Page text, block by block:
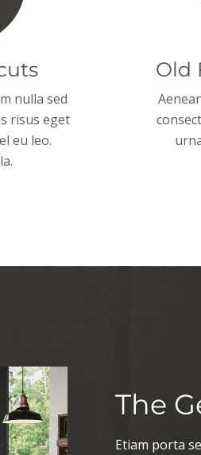
nulla sed
risus eget
eu leo.
Old
The
Etiam porta